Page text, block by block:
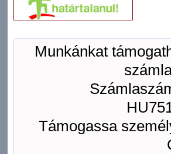
Munkánkat
Támogassa